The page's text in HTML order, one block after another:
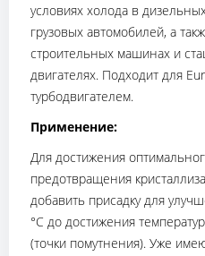
условиях холода в
грузовых автомобилей, а
строительных машинах и
двигателях. Подходит для
турбодвигателем.
Применение:
Для достижения
предотвращения
добавить присадку для
°C до достижения
(точки помутнения). Уже